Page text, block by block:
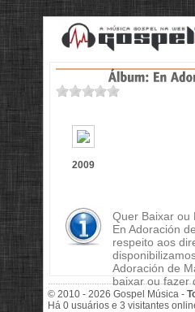
2009
Quer Baixar ou
En Adoración
respeito aos
Adoración de
baixar ou fazer
© 2010 - 2026 Gospel Música -
Há 0 usuários e 3 visitantes